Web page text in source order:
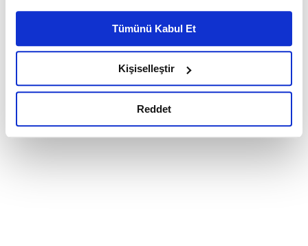
Ayarlar butonuna tıklayabilir,Çerez Bilgilendirme
Metnimizi ziyaret edebilirsiniz.
6698 sayılı Kişisel Verilerin Korunması Kanunu uyarınca
okumak ve sitemizi ziyaretiniz kapsamında
gerçekleştirilen veri işleme faaliyetleri ile ilgili daha
detaylı bilgi almak için lütfentıklayınız.
Tümünü Kabul Et
Kişiselleştir
Reddet